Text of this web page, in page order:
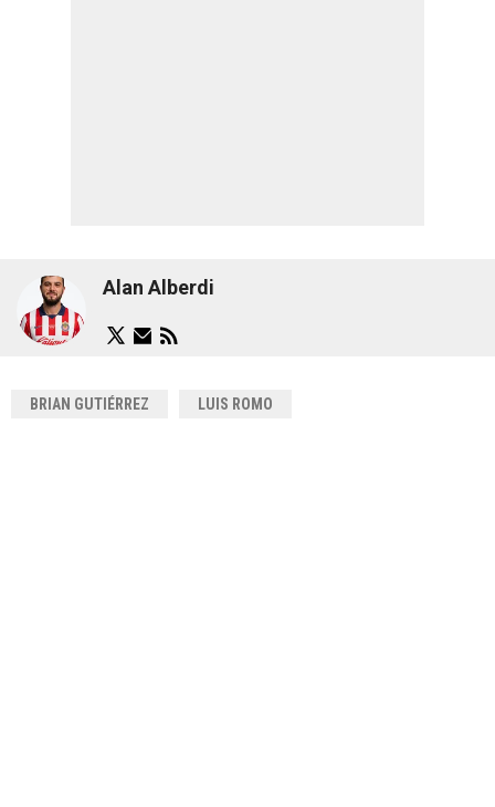
Alan Alberdi
BRIAN GUTIÉRREZ LUIS ROMO